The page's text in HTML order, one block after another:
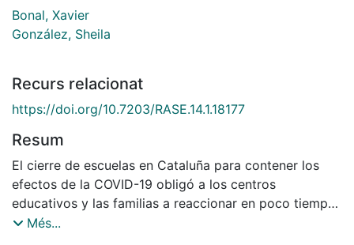
Bonal, Xavier
González, Sheila
Recurs relacionat
https://doi.org/10.7203/RASE.14.1.18177
Resum
El cierre de escuelas en Cataluña para contener los
efectos de la COVID-19 obligó a los centros
educativos y las familias a reaccionar en poco tiempo
y sin planificación previa ante un nuevo escenario de
Més...